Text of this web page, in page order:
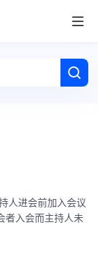
取消
人进会前加入会议
者入会而主持人未